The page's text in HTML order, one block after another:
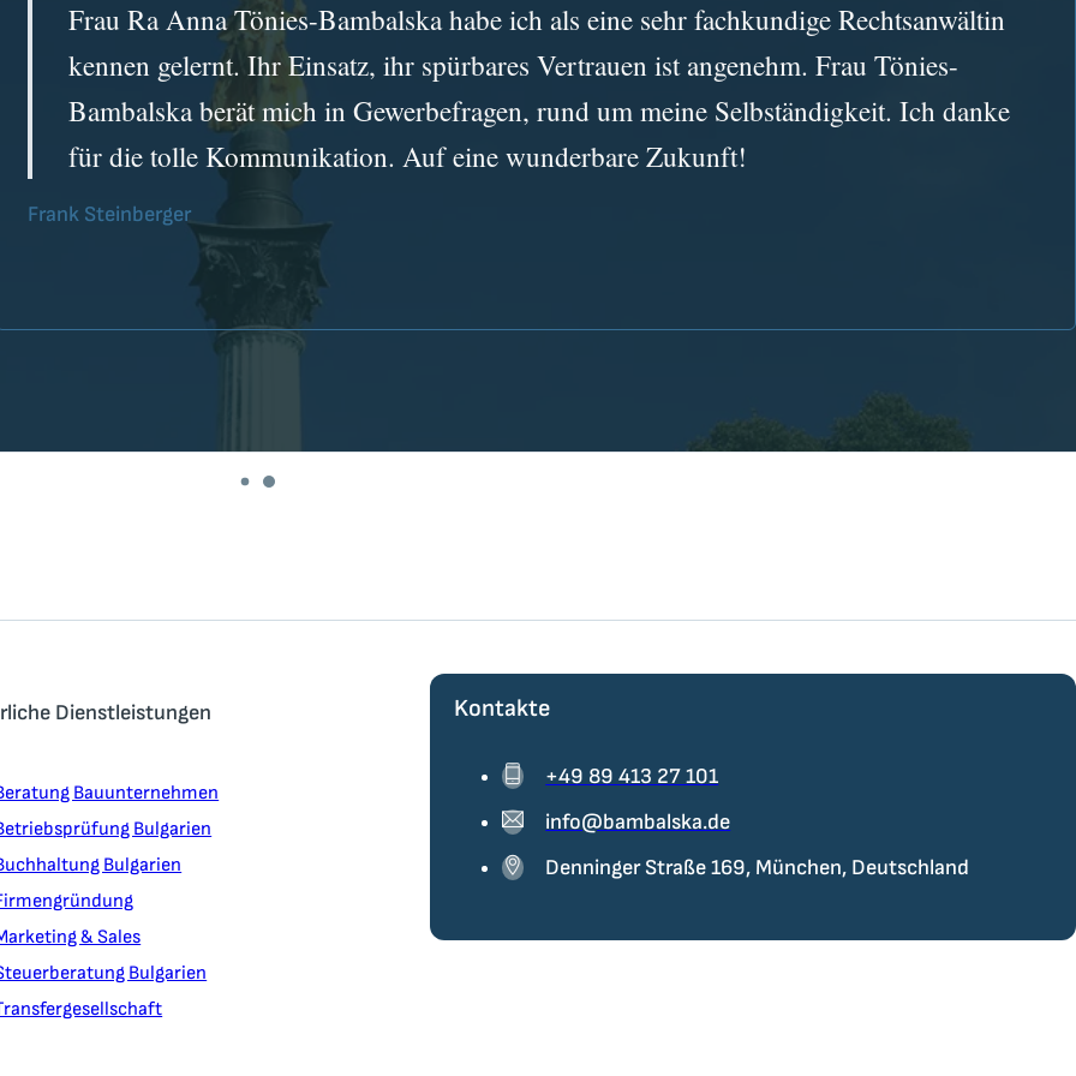
Frau Ra Anna Tönies-Bambalska habe ich als eine sehr fachkundige Rechtsanwältin
kennen gelernt. Ihr Einsatz, ihr spürbares Vertrauen ist angenehm. Frau Tönies-
Bambalska berät mich in Gewerbefragen, rund um meine Selbständigkeit. Ich danke
für die tolle Kommunikation. Auf eine wunderbare Zukunft!
Frank Steinberger
Dienstleistungen
Bauunternehmen
Bulgarien
Bulgarien
& Sales
Bulgarien
Kontakte
+49 89 413 27 101
info@bambalska.de
Denninger Straße 169, München, Deutschland